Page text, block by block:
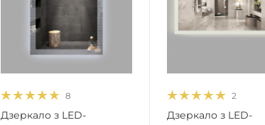
8
Дзеркало з LED-
2
Дзеркало з LED-